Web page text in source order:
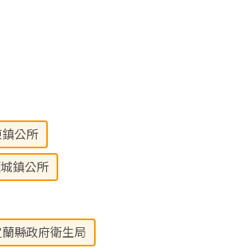
鎮公所
鎮公所
蘭縣政府衛生局